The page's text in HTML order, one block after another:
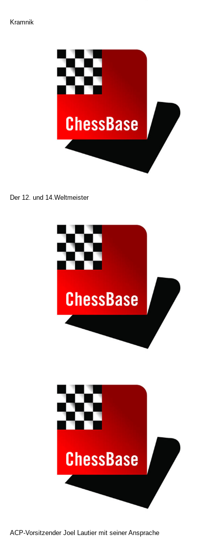
Kramnik
Der 12. und 14.Weltmeister
ACP-Vorsitzender Joel Lautier mit seiner Ansprache